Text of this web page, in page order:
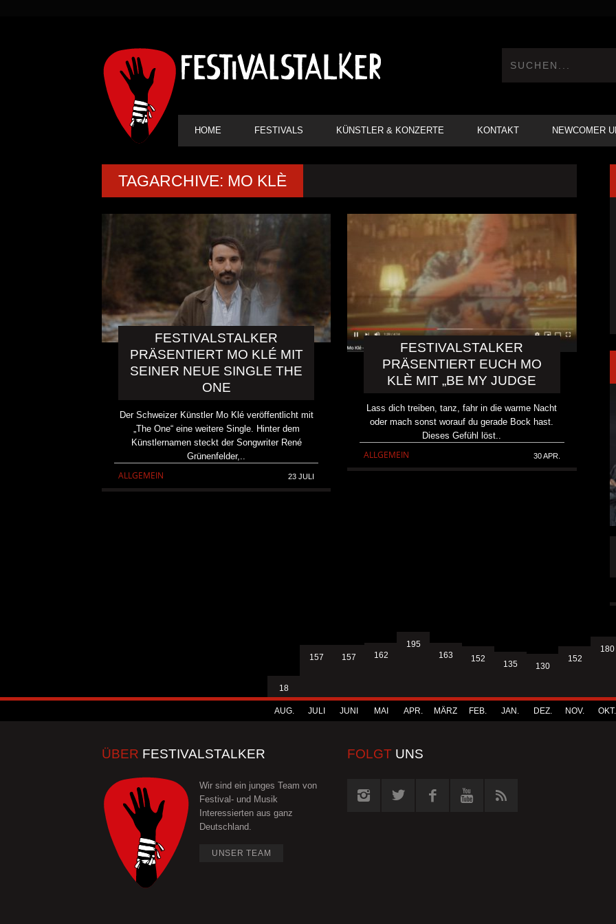
HAUPT-
NAVIGATION
HOME FESTIVALS KÜNSTLER & KONZERTE KONTAKT NEWCOMER
TAGARCHIVE: MO KLÈ
FESTIVALSTALKER
PRÄSENTIERT MO KLÉ MIT
SEINER NEUE SINGLE THE
ONE
Der Schweizer Künstler Mo Klé veröffentlicht mit
„The One“ eine weitere Single. Hinter dem
Künstlernamen steckt der Songwriter René
Grünenfelder,..
ALLGEMEIN 23 JULI
FESTIVALSTALKER
PRÄSENTIERT EUCH MO
KLÈ MIT „BE MY JUDGE
Lass dich treiben, tanz, fahr in die warme Nacht
oder mach sonst worauf du gerade Bock hast.
Dieses Gefühl löst..
ALLGEMEIN 30 APR.
18
AUG.
157
JULI
157
JUNI
162
MAI
195
APR.
163
MÄRZ
152
FEB.
135
JAN.
130
DEZ.
152
NOV.
180
OKT.
ÜBER FESTIVALSTALKER
Wir sind ein junges Team von
Festival- und Musik
Interessierten aus ganz
Deutschland.
UNSER TEAM
FOLGT UNS